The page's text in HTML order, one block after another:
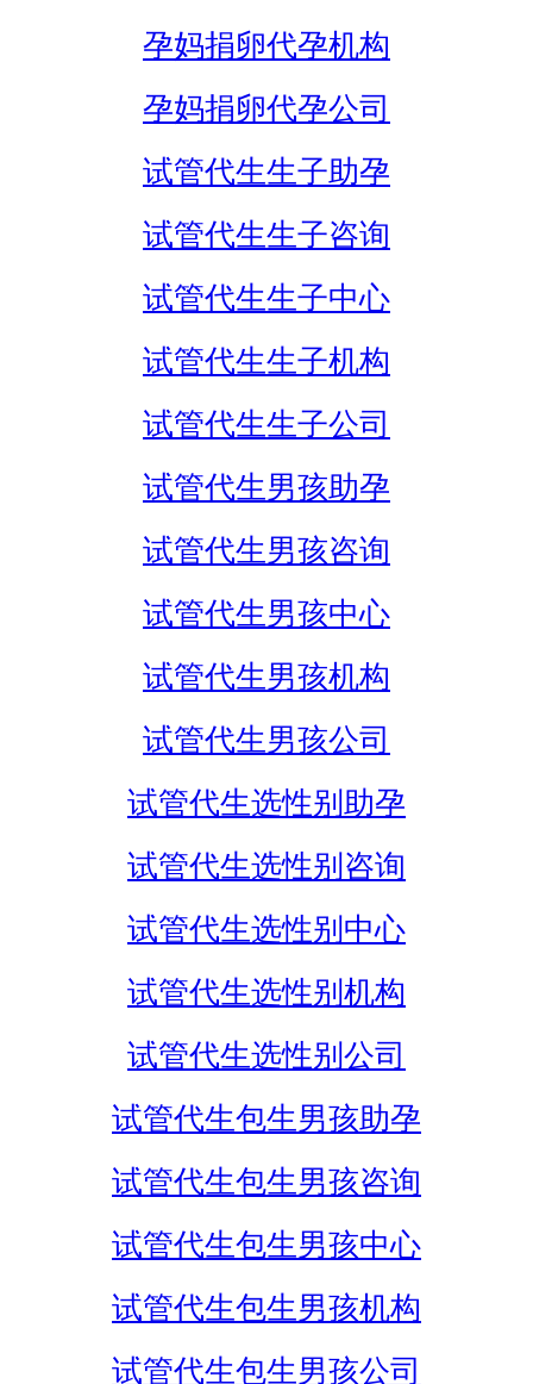
孕妈捐卵代孕机构
孕妈捐卵代孕公司
试管代生生子助孕
试管代生生子咨询
试管代生生子中心
试管代生生子机构
试管代生生子公司
试管代生男孩助孕
试管代生男孩咨询
试管代生男孩中心
试管代生男孩机构
试管代生男孩公司
试管代生选性别助孕
试管代生选性别咨询
试管代生选性别中心
试管代生选性别机构
试管代生选性别公司
试管代生包生男孩助孕
试管代生包生男孩咨询
试管代生包生男孩中心
试管代生包生男孩机构
试管代生包生男孩公司